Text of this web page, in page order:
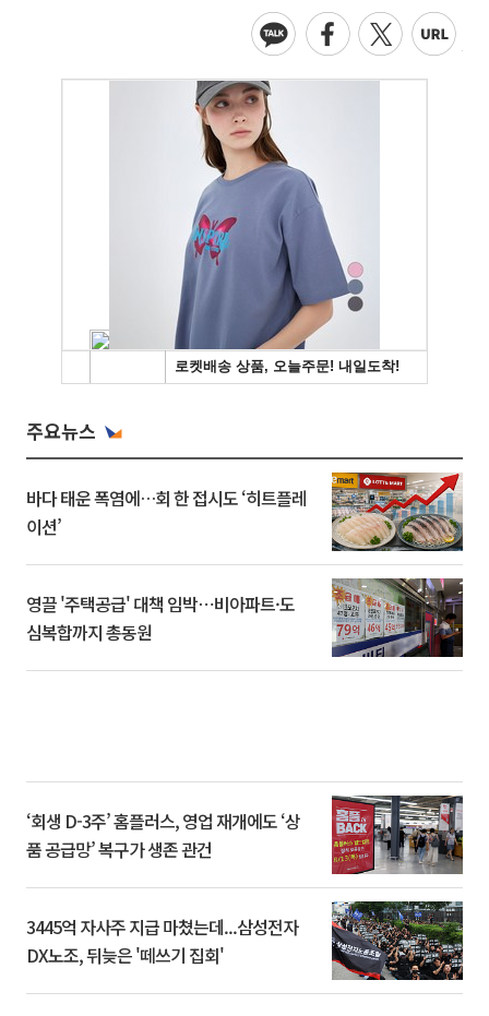
주요뉴스
바다 태운 폭염에…회 한 접시도 ‘히트플레
이션’
영끌 '주택공급' 대책 임박⋯비아파트·도
심복합까지 총동원
‘회생 D-3주’ 홈플러스, 영업 재개에도 ‘상
품 공급망’ 복구가 생존 관건
3445억 자사주 지급 마쳤는데...삼성전자
DX노조, 뒤늦은 '떼쓰기 집회'